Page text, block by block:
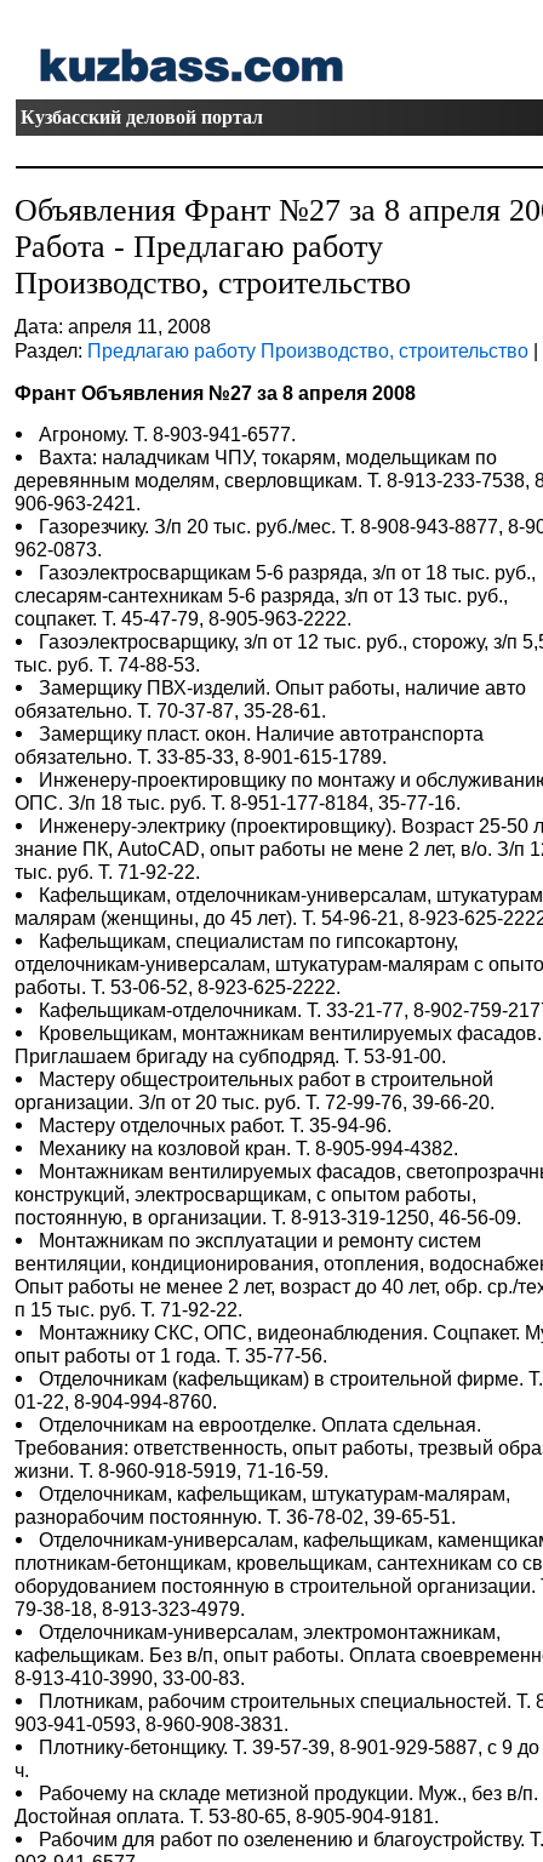
Кузбасский деловой портал
Объявления Франт №27 за 8 апреля
Работа - Предлагаю работу
Производство, строительство
Дата: апреля 11, 2008
Раздел: Предлагаю работу Производство, строительство |
Франт Объявления №27 за 8 апреля 2008
Агроному. Т. 8-903-941-6577.
Вахта: наладчикам ЧПУ, токарям, модельщикам по
деревянным моделям, сверловщикам. Т. 8-913-233-7538,
906-963-2421.
Газорезчику. З/п 20 тыс. руб./мес. Т. 8-908-943-8877, 8-
962-0873.
Газоэлектросварщикам 5-6 разряда, з/п от 18 тыс. руб.,
слесарям-сантехникам 5-6 разряда, з/п от 13 тыс. руб.,
соцпакет. Т. 45-47-79, 8-905-963-2222.
Газоэлектросварщику, з/п от 12 тыс. руб., сторожу, з/п
тыс. руб. Т. 74-88-53.
Замерщику ПВХ-изделий. Опыт работы, наличие авто
обязательно. Т. 70-37-87, 35-28-61.
Замерщику пласт. окон. Наличие автотранспорта
обязательно. Т. 33-85-33, 8-901-615-1789.
Инженеру-проектировщику по монтажу и
ОПС. З/п 18 тыс. руб. Т. 8-951-177-8184, 35-77-16.
Инженеру-электрику (проектировщику). Возраст 25-50
знание ПК, AutoCAD, опыт работы не мене 2 лет, в/о. З/п
тыс. руб. Т. 71-92-22.
Кафельщикам, отделочникам-универсалам,
малярам (женщины, до 45 лет). Т. 54-96-21, 8-923-625-
Кафельщикам, специалистам по гипсокартону,
отделочникам-универсалам, штукатурам-малярам с
работы. Т. 53-06-52, 8-923-625-2222.
Кафельщикам-отделочникам. Т. 33-21-77, 8-902-759-
Кровельщикам, монтажникам вентилируемых фасадов.
Приглашаем бригаду на субподряд. Т. 53-91-00.
Мастеру общестроительных работ в строительной
организации. З/п от 20 тыс. руб. Т. 72-99-76, 39-66-20.
Мастеру отделочных работ. Т. 35-94-96.
Механику на козловой кран. Т. 8-905-994-4382.
Монтажникам вентилируемых фасадов,
конструкций, электросварщикам, с опытом работы,
постоянную, в организации. Т. 8-913-319-1250, 46-56-09.
Монтажникам по эксплуатации и ремонту систем
вентиляции, кондиционирования, отопления,
Опыт работы не менее 2 лет, возраст до 40 лет, обр. ср./
п 15 тыс. руб. Т. 71-92-22.
Монтажнику СКС, ОПС, видеонаблюдения. Соцпакет.
опыт работы от 1 года. Т. 35-77-56.
Отделочникам (кафельщикам) в строительной фирме.
01-22, 8-904-994-8760.
Отделочникам на евроотделке. Оплата сдельная.
Требования: ответственность, опыт работы, трезвый
жизни. Т. 8-960-918-5919, 71-16-59.
Отделочникам, кафельщикам, штукатурам-малярам,
разнорабочим постоянную. Т. 36-78-02, 39-65-51.
Отделочникам-универсалам, кафельщикам,
плотникам-бетонщикам, кровельщикам, сантехникам со
оборудованием постоянную в строительной организации.
79-38-18, 8-913-323-4979.
Отделочникам-универсалам, электромонтажникам,
кафельщикам. Без в/п, опыт работы. Оплата
8-913-410-3990, 33-00-83.
Плотникам, рабочим строительных специальностей. Т.
903-941-0593, 8-960-908-3831.
Плотнику-бетонщику. Т. 39-57-39, 8-901-929-5887, с 9
ч.
Рабочему на складе метизной продукции. Муж., без в/п.
Достойная оплата. Т. 53-80-65, 8-905-904-9181.
Рабочим для работ по озеленению и благоустройству.